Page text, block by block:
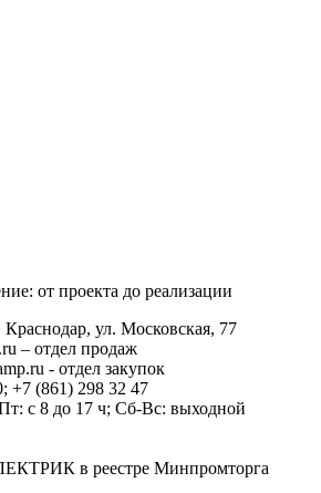
от проекта до реализации
Краснодар, ул. Московская, 77
– отдел продаж
- отдел закупок
+7 (861) 298 32 47
с 8 до 17 ч; Сб-Вс: выходной
в реестре Минпромторга